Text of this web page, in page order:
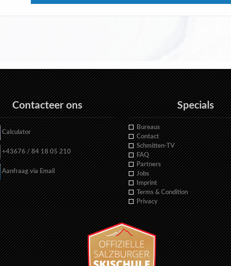
Contacteer ons
Calculator
+43676 / 84 18 05 210
Aanfraag via Email
Specials
Bureaus
Contact
Schmitten-TV
FAQ
Partners
Jobs
Imprint
Terms & Condition
Privacy